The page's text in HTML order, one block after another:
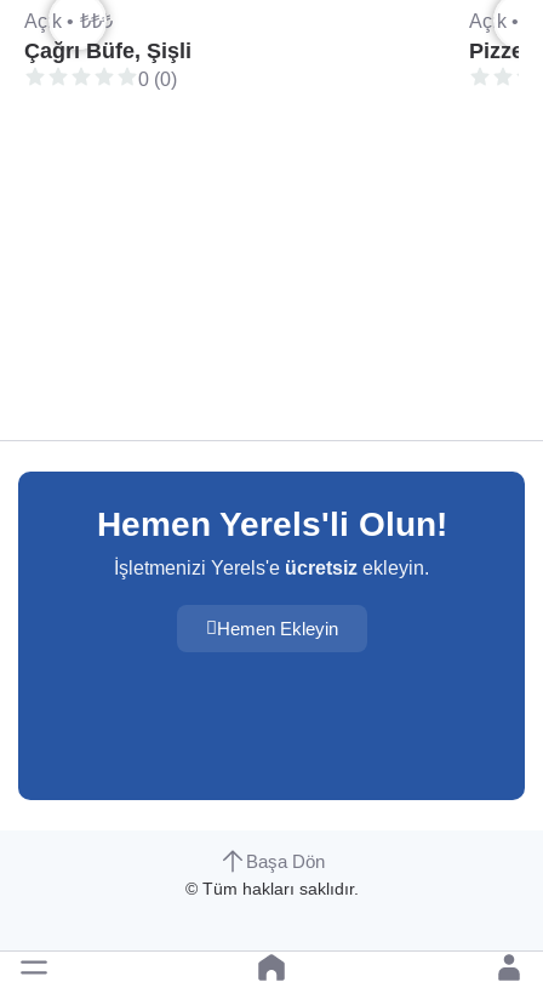
Açık • ₺₺₺
Çağrı Büfe, Şişli
0 (0)
Açık •
Hemen Yerels'li Olun!
İşletmenizi Yerels'e ücretsiz ekleyin.
Hemen Ekleyin
Başa Dön
© Tüm hakları saklıdır.